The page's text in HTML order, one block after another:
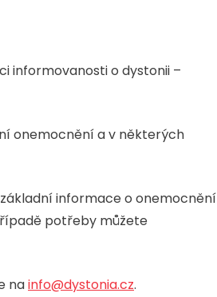
informovanosti o dystonii –
onemocnění a v některých
informace o onemocnění
potřeby můžete
nainfo@dystonia.cz.